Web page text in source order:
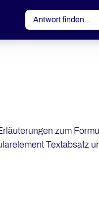
zum
Textabsatz